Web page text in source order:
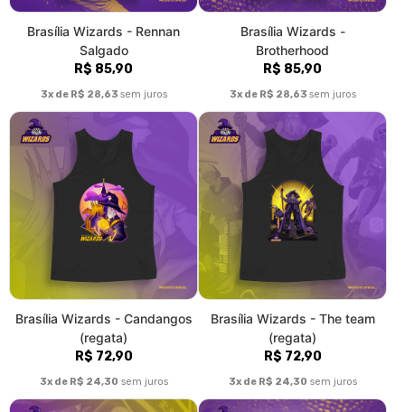
Brasília Wizards - Trick plays
(regata)
R$ 72,90
sem juros
Brasília Wizards -
Brotherhood (regata)
R$ 72,90
sem juros